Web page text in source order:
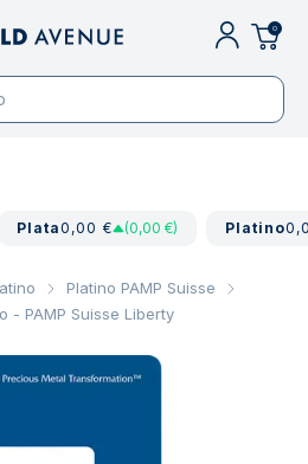
0
Plata0,00 € (0,00 €) Platino
Platino PAMP Suisse
- PAMP Suisse Liberty